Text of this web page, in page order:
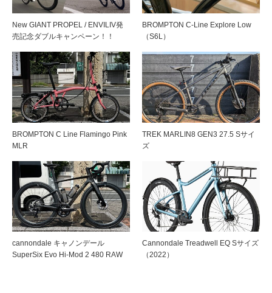
New GIANT PROPEL / ENVILIV発
売記念ダブルキャンペーン！！
BROMPTON C-Line Explore Low
（S6L）
BROMPTON C Line Flamingo Pink
MLR
TREK MARLIN8 GEN3 27.5 Sサイ
ズ
cannondale キャノンデール
SuperSix Evo Hi-Mod 2 480 RAW
Cannondale Treadwell EQ Sサイズ
（2022）